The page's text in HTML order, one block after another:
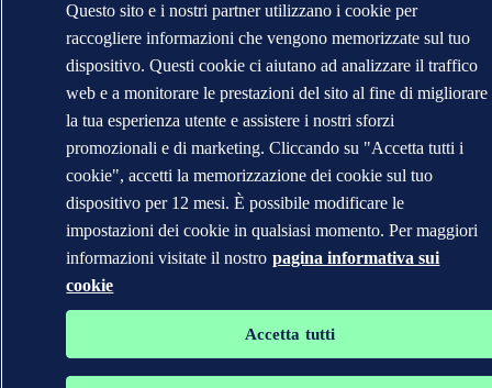
Questo sito e i nostri partner utilizzano i cookie per
raccogliere informazioni che vengono memorizzate sul tuo
dispositivo. Questi cookie ci aiutano ad analizzare il traffico
web e a monitorare le prestazioni del sito al fine di migliorare
la tua esperienza utente e assistere i nostri sforzi
promozionali e di marketing. Cliccando su "Accetta tutti i
cookie", accetti la memorizzazione dei cookie sul tuo
dispositivo per 12 mesi. È possibile modificare le
impostazioni dei cookie in qualsiasi momento. Per maggiori
informazioni visitate il nostro pagina informativa sui
cookie
Accetta tutti